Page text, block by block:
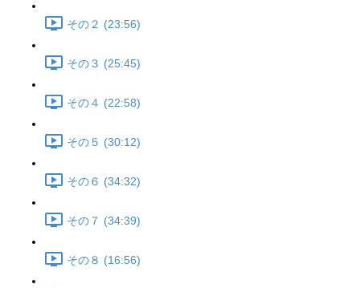
その２ (23:56)
その３ (25:45)
その４ (22:58)
その５ (30:12)
その６ (34:32)
その７ (34:39)
その８ (16:56)